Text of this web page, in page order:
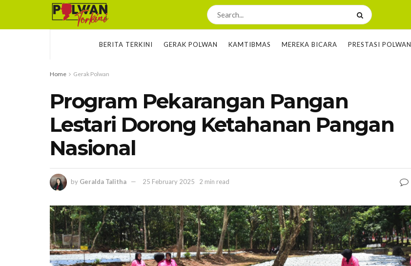
BERITA TERKINI GERAK POLWAN KAMTIBMAS MEREKA BICARA PRESTASI POLWAN
Home Gerak Polwan
Program Pekarangan Pangan
Lestari Dorong Ketahanan Pangan
Nasional
by Geralda Talitha 25 February 2025 2 min read